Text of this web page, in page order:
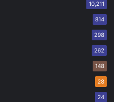
10,211
814
298
262
148
28
24